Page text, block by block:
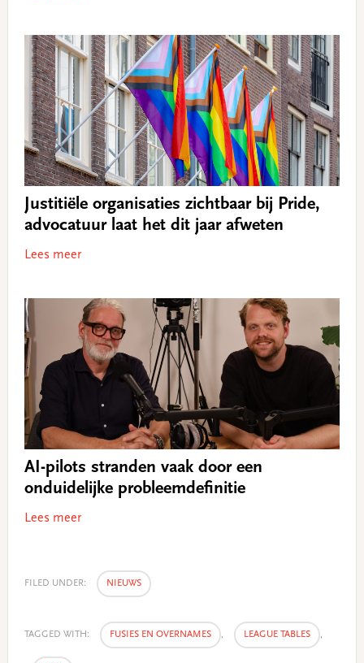
Justitiële organisaties zichtbaar bij Pride,
advocatuur laat het dit jaar afweten
Lees meer
AI-pilots stranden vaak door een
onduidelijke probleemdefinitie
Lees meer
FILED UNDER: NIEUWS
TAGGED WITH: FUSIES EN OVERNAMES , LEAGUE TABLES ,